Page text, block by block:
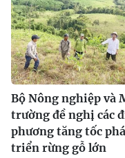
Bộ Nông nghiệp và
trường đề nghị các
phương tăng tốc
triển rừng gỗ lớn